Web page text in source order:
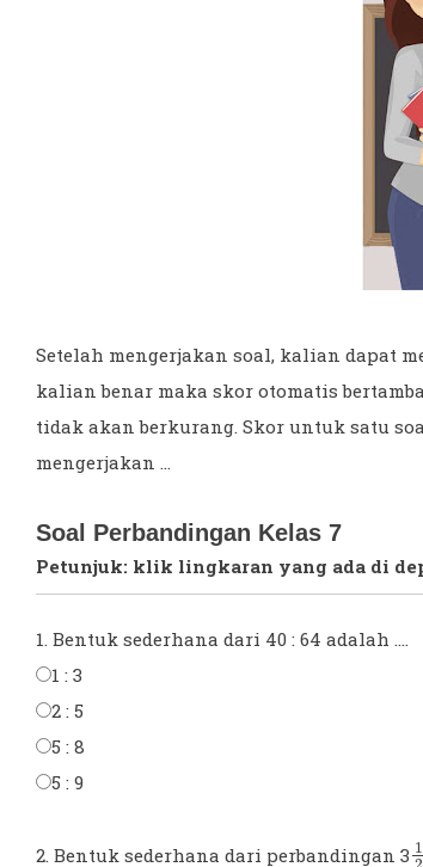
Setelah mengerjakan soal, kalian dapat
kalian benar maka skor otomatis
tidak akan berkurang. Skor untuk satu
mengerjakan ...
Soal Perbandingan Kelas 7
Petunjuk: klik lingkaran yang ada di
1. Bentuk sederhana dari 40 : 64 adalah ....
1 : 3
2 : 5
5 : 8
5 : 9
2. Bentuk sederhana dari perbandingan 3
12